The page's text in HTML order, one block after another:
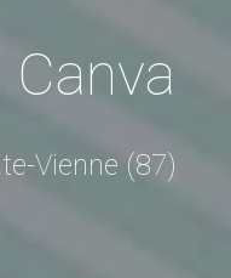
Vienne (87)